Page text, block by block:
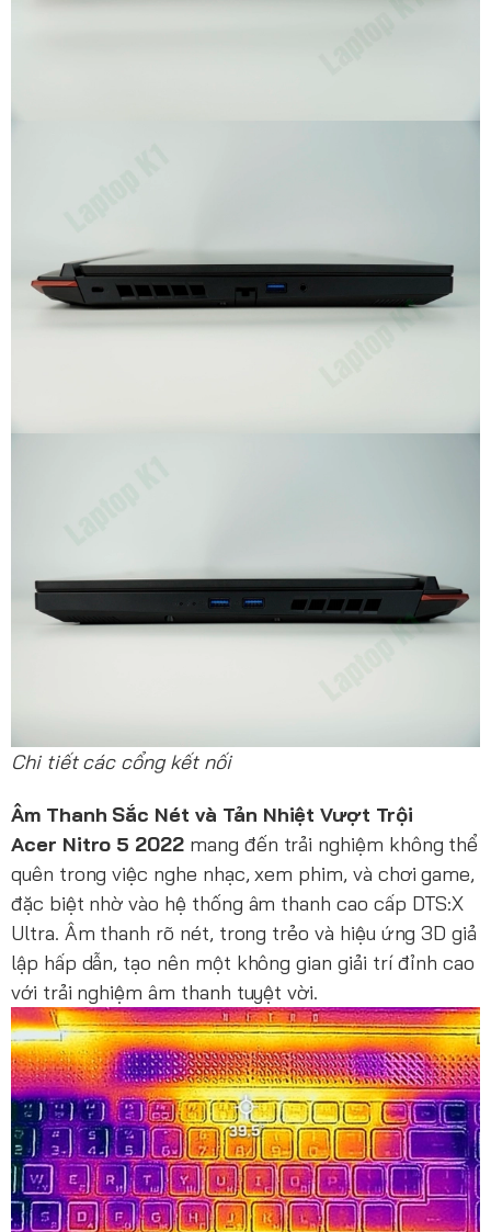
Chi tiết các cổng kết nối
Âm Thanh Sắc Nét và Tản Nhiệt Vượt Trội
Acer Nitro 5 2022 mang đến trải nghiệm không thể
quên trong việc nghe nhạc, xem phim, và chơi game,
đặc biệt nhờ vào hệ thống âm thanh cao cấp DTS:X
Ultra. Âm thanh rõ nét, trong trẻo và hiệu ứng 3D giả
lập hấp dẫn, tạo nên một không gian giải trí đỉnh cao
với trải nghiệm âm thanh tuyệt vời.